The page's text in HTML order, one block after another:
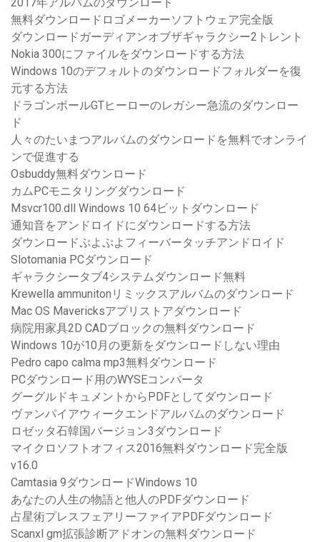
2017年アルバムのダウンロード
無料ダウンロードロゴメーカーソフトウェア完全版
ダウンロードガーディアンオブザギャラクシー2トレント
Nokia 300にファイルをダウンロードする方法
Windows 10のデフォルトのダウンロードフォルダーを復
元する方法
ドラゴンボールGTヒーローのレガシー急流のダウンロー
ド
人々のたいまつアルバムのダウンロードを無料でオンライ
ンで促進する
Osbuddy無料ダウンロード
カムPCモニタリングダウンロード
Msvcr100.dll Windows 10 64ビットダウンロード
通知音をアンドロイドにダウンロードする方法
ダウンロードぷよぷよフィーバータッチアンドロイド
Slotomania PCダウンロード
ギャラクシータブ4システムダウンロード無料
Krewella ammunitonリミックスアルバムのダウンロード
Mac OS Mavericksアプリストアダウンロード
病院用家具2D CADブロックの無料ダウンロード
Windows 10が10月の更新をダウンロードしない理由
Pedro capo calma mp3無料ダウンロード
PCダウンロード用のWYSEコンバータ
グーグルドキュメントからPDFとしてダウンロード
ヴァンパイアウィークエンドアルバムのダウンロード
ロゼッタ石韓国バージョン3ダウンロード
マイクロソフトオフィス2016無料ダウンロード完全版
v16.0
Camtasia 9ダウンロードWindows 10
あなたの人生の物語と他人のPDFダウンロード
占星術プレスフェアリーファイアPDFダウンロード
Scanxl gm拡張診断アドオンの無料ダウンロード